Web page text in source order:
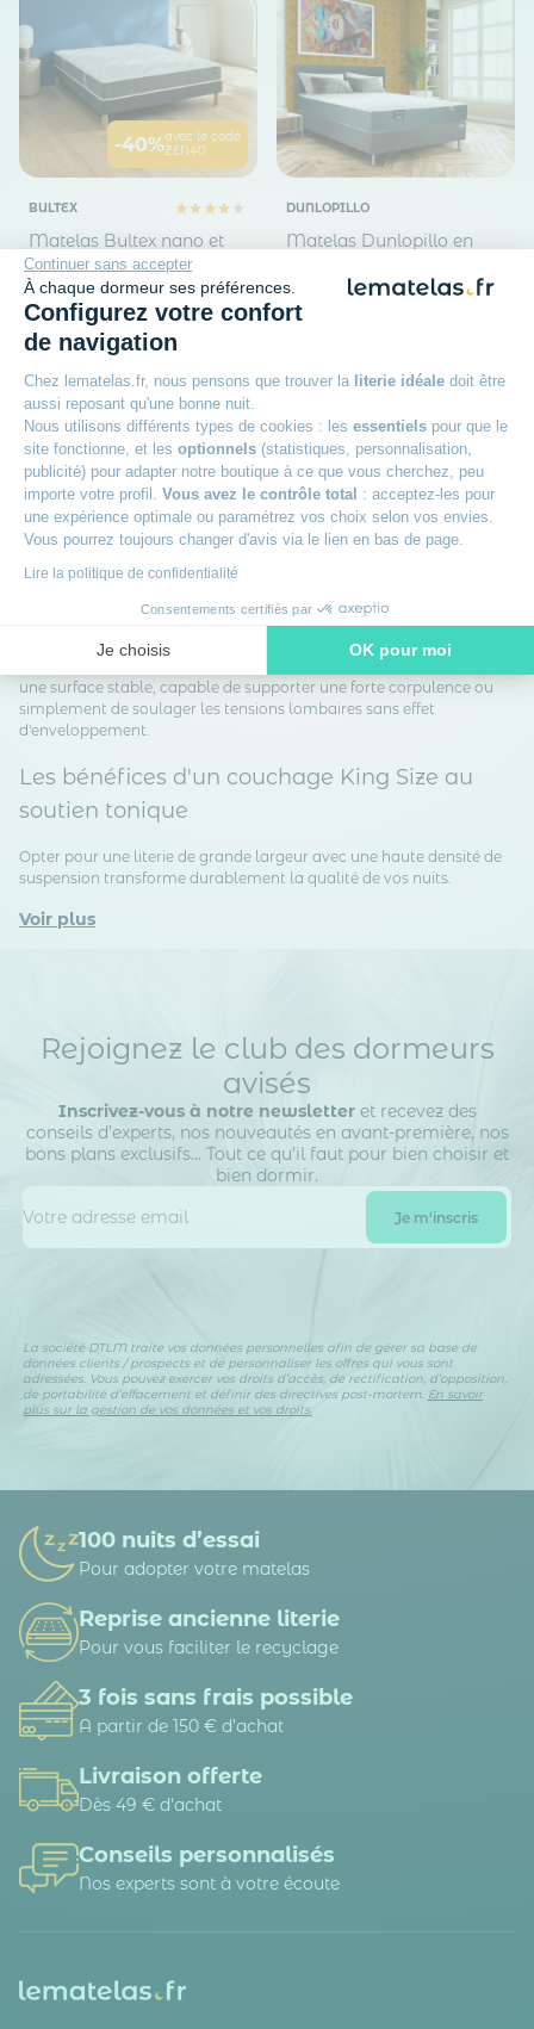
Continuer sans accepter
À chaque dormeur ses préférences.
Configurez votre confort
de navigation
Chez lematelas.fr, nous pensons que trouver la literie idéale doit être
aussi reposant qu'une bonne nuit.
Nous utilisons différents types de cookies : les essentiels pour que le
site fonctionne, et les optionnels (statistiques, personnalisation,
publicité) pour adapter notre boutique à ce que vous cherchez, peu
importe votre profil. Vous avez le contrôle total : acceptez-les pour
une expérience optimale ou paramétrez vos choix selon vos envies.
Vous pourrez toujours changer d'avis via le lien en bas de page.
Lire la politique de confidentialité
Consentements certifiés par
Je choisis OK pour moi
Axeptio consent
Plateforme de Gestion du Consentement : Personnalisez vos
Notre plateforme vous permet d'adapter et de gérer vos
-40%avec le code
ZEN40
BULTEX
Matelas Bultex nano et
mousse de confort So
Good
Épaisseur : 22 cm
Accueil : Confortable
DUNLOPILLO
Matelas Dunlopillo en
IRIS 2
Bien choisir votrematelas 180x200
très ferme
S'offrir un lit King Size doté d'un soutien rigide permet de concilier
espace de nuit généreux et maintien dorsal irréprochable. Cette
une surface stable, capable de supporter une forte corpulence ou
simplement de soulager les tensions lombaires sans effet
d'enveloppement.
Les bénéfices d'un couchage King Size au
soutien tonique
Opter pour une literie de grande largeur avec une haute densité de
suspension transforme durablement la qualité de vos nuits.
Voir plus
Rejoignez le club des dormeurs
avisés
Inscrivez-vous à notre newsletteret recevez des
conseils d’experts, nos nouveautés en avant-première, nos
bons plans exclusifs… Tout ce qu’il faut pour bien choisir et
bien dormir.
La société DTLM traite vos données personnelles afin de gérer sa base de
données clients / prospects et de personnaliser les offres qui vous sont
adressées. Vous pouvez exercer vos droits d’accès, de rectification, d’opposition,
de portabilité d’effacement et définir des directives post-mortem. En savoir
plus sur la gestion de vos données et vos droits.
100 nuits d’essai
Pour adopter votre matelas
Reprise ancienne literie
Pour vous faciliter le recyclage
3 fois sans frais possible
A partir de 150 € d’achat
Livraison offerte
Dès 49 € d'achat
Conseils personnalisés
Nos experts sont à votre écoute